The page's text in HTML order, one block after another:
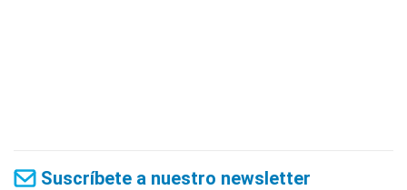
Suscríbete a nuestro newsletter